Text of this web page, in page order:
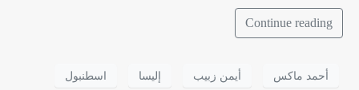
Continue reading
أحمد ماكس أيمن زبيب إليسا اسطنبول